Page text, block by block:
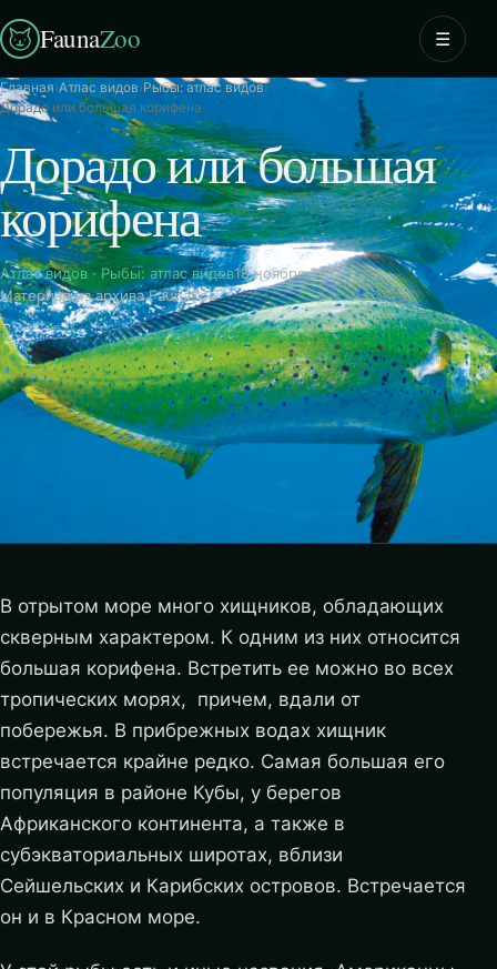
FaunaZoo ☰
Главная›Атлас видов›Рыбы: атлас видов›
Дорадо или большая корифена
Дорадо или большая
корифена
Атлас видов ·Рыбы: атлас видов18 ноября 2017
Материал из архива FaunaZoo
В отрытом море много хищников, обладающих
скверным характером. К одним из них относится
большая корифена. Встретить ее можно во всех
тропических морях, причем, вдали от
побережья. В прибрежных водах хищник
встречается крайне редко. Самая большая его
популяция в районе Кубы, у берегов
Африканского континента, а также в
субэкваториальных широтах, вблизи
Сейшельских и Карибских островов. Встречается
он и в Красном море.